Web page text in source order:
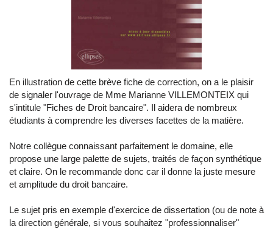
En illustration de cette brève fiche de correction, on a le plaisir
de signaler l'ouvrage de Mme Marianne VILLEMONTEIX qui
s'intitule "Fiches de Droit bancaire". Il aidera de nombreux
étudiants à comprendre les diverses facettes de la matière.
Notre collègue connaissant parfaitement le domaine, elle
propose une large palette de sujets, traités de façon synthétique
et claire. On le recommande donc car il donne la juste mesure
et amplitude du droit bancaire.
Le sujet pris en exemple d'exercice de dissertation (ou de note à
la direction générale, si vous souhaitez "professionnaliser"